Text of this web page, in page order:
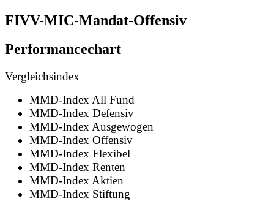
FIVV-MIC-Mandat-Offensiv
Performancechart
Vergleichsindex
MMD-Index All Fund
MMD-Index Defensiv
MMD-Index Ausgewogen
MMD-Index Offensiv
MMD-Index Flexibel
MMD-Index Renten
MMD-Index Aktien
MMD-Index Stiftung